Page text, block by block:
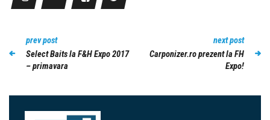
prev post
Select Baits la F&H Expo 2017
– primavara
next post
Carponizer.ro prezent la FH
Expo!